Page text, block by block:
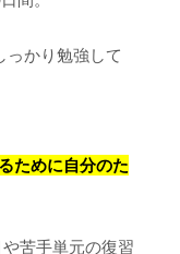
っかり勉強して
ために自分のた
苦手単元の復習